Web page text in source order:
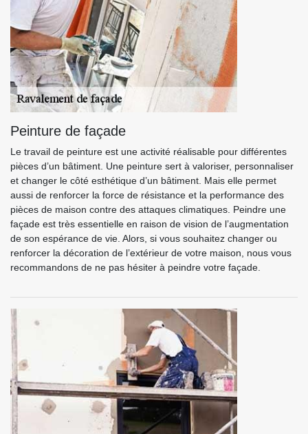
Peinture de façade
Le travail de peinture est une activité réalisable pour différentes
pièces d’un bâtiment. Une peinture sert à valoriser, personnaliser
et changer le côté esthétique d’un bâtiment. Mais elle permet
aussi de renforcer la force de résistance et la performance des
pièces de maison contre des attaques climatiques. Peindre une
façade est très essentielle en raison de vision de l’augmentation
de son espérance de vie. Alors, si vous souhaitez changer ou
renforcer la décoration de l’extérieur de votre maison, nous vous
recommandons de ne pas hésiter à peindre votre façade.